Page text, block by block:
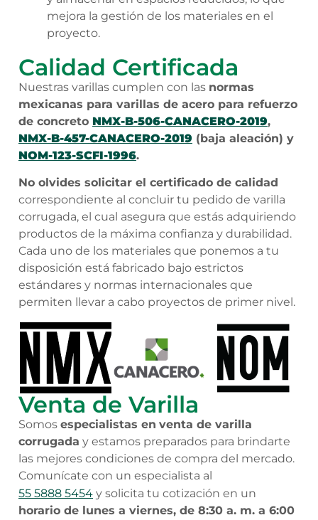
mejora la gestión de los materiales en el
proyecto.
Calidad Certificada
Nuestras varillas cumplen con las normas
mexicanas para varillas de acero para refuerzo
de concreto NMX-B-506-CANACERO-2019,
NMX-B-457-CANACERO-2019 (baja aleación) y
NOM-123-SCFI-1996.
No olvides solicitar el certificado de calidad
correspondiente al concluir tu pedido de varilla
corrugada, el cual asegura que estás adquiriendo
productos de la máxima confianza y durabilidad.
Cada uno de los materiales que ponemos a tu
disposición está fabricado bajo estrictos
estándares y normas internacionales que
permiten llevar a cabo proyectos de primer nivel.
Venta de Varilla
Somos especialistas en venta de varilla
corrugada y estamos preparados para brindarte
las mejores condiciones de compra del mercado.
Comunícate con un especialista al
55 5888 5454 y solicita tu cotización en un
horario de lunes a viernes, de 8:30 a. m. a 6:00